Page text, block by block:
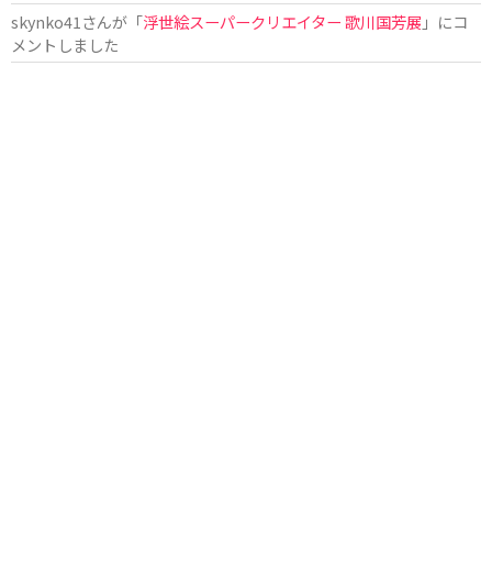
skynko41 さんが「浮世絵スーパークリエイター 歌川国芳展 」にコ
メントしました